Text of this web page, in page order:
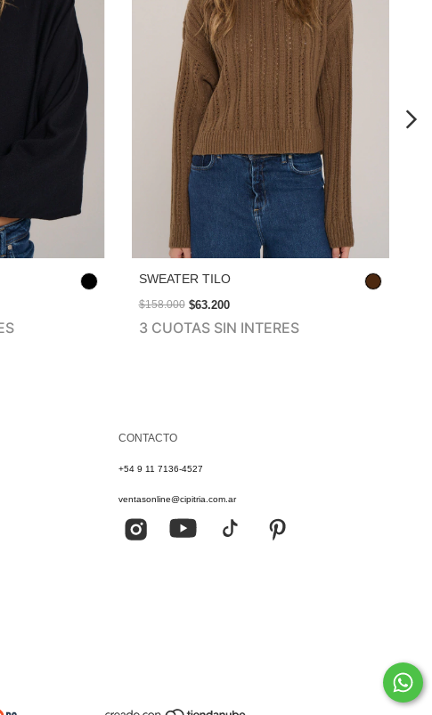
SWEATER TILO
$158.000 $63.200
3 CUOTAS SIN INTERES
CONTACTO
+54 9 11 7136-4527
ventasonline@cipitria.com.ar